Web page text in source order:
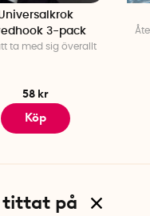
3-pack
ta med sig överallt
58 kr
Köp
tittat på